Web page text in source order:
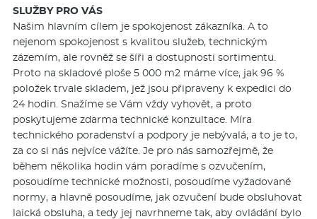
SLUŽBY PRO VÁS
Našim hlavním cílem je spokojenost zákazníka. A to
nejenom spokojenost s kvalitou služeb, technickým
zázemím, ale rovněž se šíři a dostupnosti sortimentu.
Proto na skladové ploše 5 000 m2 máme více, jak 96 %
položek trvale skladem, jež jsou připraveny k expedici do
24 hodin. Snažíme se Vám vždy vyhovět, a proto
poskytujeme zdarma technické konzultace. Míra
technického poradenství a podpory je nebývalá, a to je to,
za co si nás nejvíce vážíte. Je pro nás samozřejmě, že
během několika hodin vám poradíme s ozvučením,
posoudíme technické možnosti, posoudíme vyžadované
normy, a hlavně posoudíme, jak ozvučení bude obsluhovat
laická obsluha, a tedy jej navrhneme tak, aby ovládání bylo